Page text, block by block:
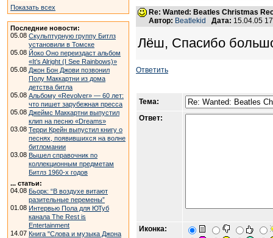
Показать всех
Последние новости:
05.08 Скульптурную группу Битлз
установили в Томске
05.08 Йоко Оно переиздаст альбом
«It’s Alright (I See Rainbows)»
05.08 Джон Бон Джови позвонил
Полу Маккартни из дома
детства битла
05.08 Альбому «Revolver» — 60 лет:
что пишет зарубежная пресса
05.08 Джеймс Маккартни выпустил
клип на песню «Dreams»
03.08 Терри Крейн выпустил книгу о
песнях, появившихся на волне
битломании
03.08 Вышел справочник по
коллекционным предметам
Битлз 1960-х годов
... статьи:
04.08 Бьорк: “В воздухе витают
разительные перемены”
01.08 Интервью Пола для ЮТуб
канала The Rest is
Entertainment
14.07 Книга "Слова и музыка Джона
Re: Wanted: Beatles Christmas
Автор: Beatlekid Дата: 15.04.05
Лёш, Спасибо
Ответить
Тема:
Ответ:
Иконка: